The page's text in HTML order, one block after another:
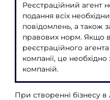
Реєстраційний агент
подання всіх
повідомлень, а також
правових норм. Якщо
реєстраційного
компанії, це
компаній.
При створенні бізнесу